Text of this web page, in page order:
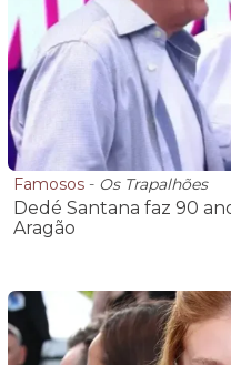
Famosos - Os Trapalhões
Dedé Santana faz 90
Aragão